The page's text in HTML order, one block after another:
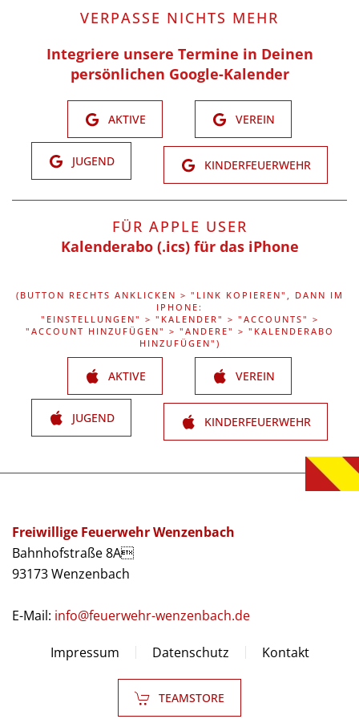
VERPASSE NICHTS MEHR
Integriere unsere Termine in Deinen
persönlichen Google-Kalender
AKTIVE VEREIN
JUGEND KINDERFEUERWEHR
FÜR APPLE USER
Kalenderabo (.ics) für das iPhone
(BUTTON RECHTS ANKLICKEN > "LINK KOPIEREN", DANN IM
IPHONE:
"EINSTELLUNGEN" > "KALENDER" > "ACCOUNTS" >
"ACCOUNT HINZUFÜGEN" > "ANDERE" > "KALENDERABO
HINZUFÜGEN")
AKTIVE VEREIN
JUGEND KINDERFEUERWEHR
Freiwillige Feuerwehr Wenzenbach
Bahnhofstraße 8A
93173 Wenzenbach
E-Mail: info@feuerwehr-wenzenbach.de
Impressum Datenschutz Kontakt
TEAMSTORE